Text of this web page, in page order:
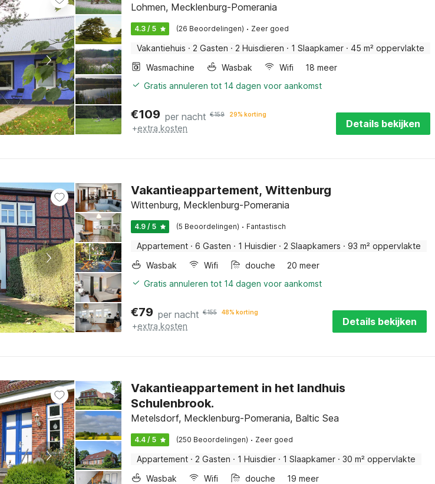
Lohmen, Mecklenburg-Pomerania
4.3 / 5 (26 Beoordelingen) · Zeer goed
Vakantiehuis · 2 Gasten · 2 Huisdieren · 1 Slaapkamer · 45 m² oppervlakte
Wasmachine
Wasbak Wifi
18 meer
Gratis annuleren tot 14 dagen voor aankomst
€109 per nacht €159 29% korting
+extra kosten Details bekijken
Vakantieappartement, Wittenburg
Wittenburg, Mecklenburg-Pomerania
4.9 / 5 (5 Beoordelingen) · Fantastisch
Appartement · 6 Gasten · 1 Huisdier · 2 Slaapkamers · 93 m² oppervlakte
Wasbak
Wifi douche
20 meer
Gratis annuleren tot 14 dagen voor aankomst
€79 per nacht €155 48% korting
+extra kosten Details bekijken
Vakantieappartement in het landhuis
Schulenbrook.
Metelsdorf, Mecklenburg-Pomerania, Baltic Sea
4.4 / 5 (250 Beoordelingen) · Zeer goed
Appartement · 2 Gasten · 1 Huisdier · 1 Slaapkamer · 30 m² oppervlakte
Wasbak
Wifi douche
19 meer